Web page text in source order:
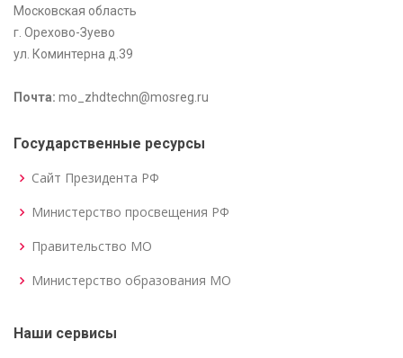
Московская область
г. Орехово-Зуево
ул. Коминтерна д.39
Почта: mo_zhdtechn@mosreg.ru
Государственные ресурсы
Сайт Президента РФ
Министерство просвещения РФ
Правительство МО
Министерство образования МО
Наши сервисы